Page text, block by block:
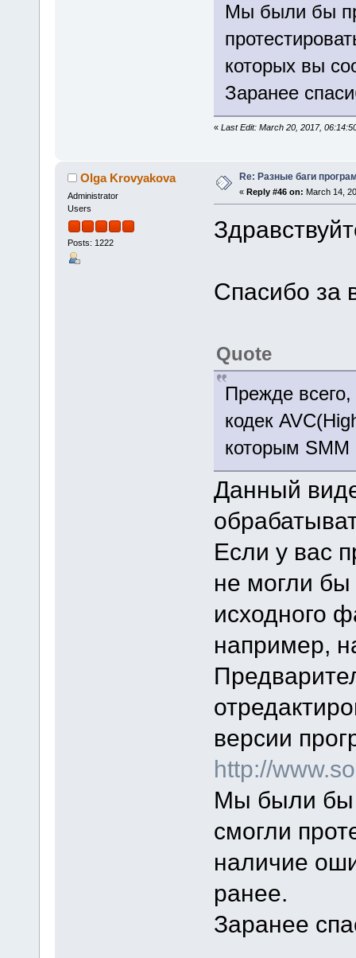
Мы были бы
которых вы
Заранее
« Last Edit: March 20, 2017,
Olga Krovyakova
Administrator
Users
Posts: 1222
Re: Разные баги
« Reply #46 on: March 14,
Спасибо за
Quote
Прежде всего,
кодек
которым SMM
Данный
Если у вас
не могли
исходного
например,
версии
http://
Мы были бы
смогли
наличие
ранее.
Заранее